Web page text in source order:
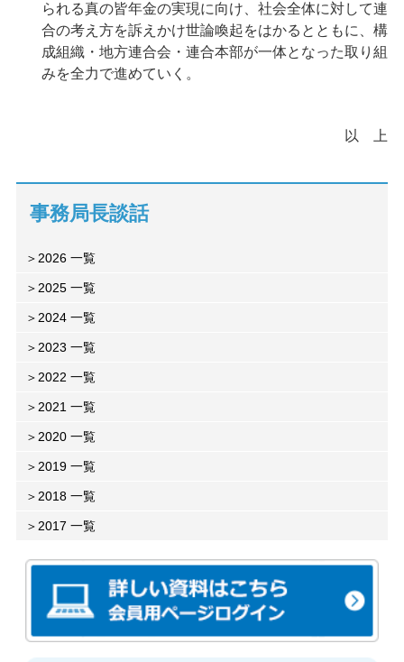
られる真の皆年金の実現に向け、社会全体に対して連
合の考え方を訴えかけ世論喚起をはかるとともに、構
成組織・地方連合会・連合本部が一体となった取り組
みを全力で進めていく。
以 上
事務局長談話
2026 一覧
2025 一覧
2024 一覧
2023 一覧
2022 一覧
2021 一覧
2020 一覧
2019 一覧
2018 一覧
2017 一覧